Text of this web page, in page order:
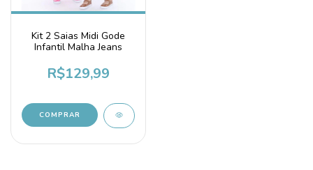
Kit 2 Saias Midi Gode
Infantil Malha Jeans
R$129,99
COMPRAR